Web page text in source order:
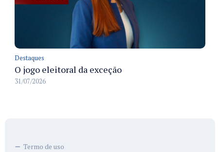
Destaques
O jogo eleitoral da exceção
31/07/2026
Termo de uso